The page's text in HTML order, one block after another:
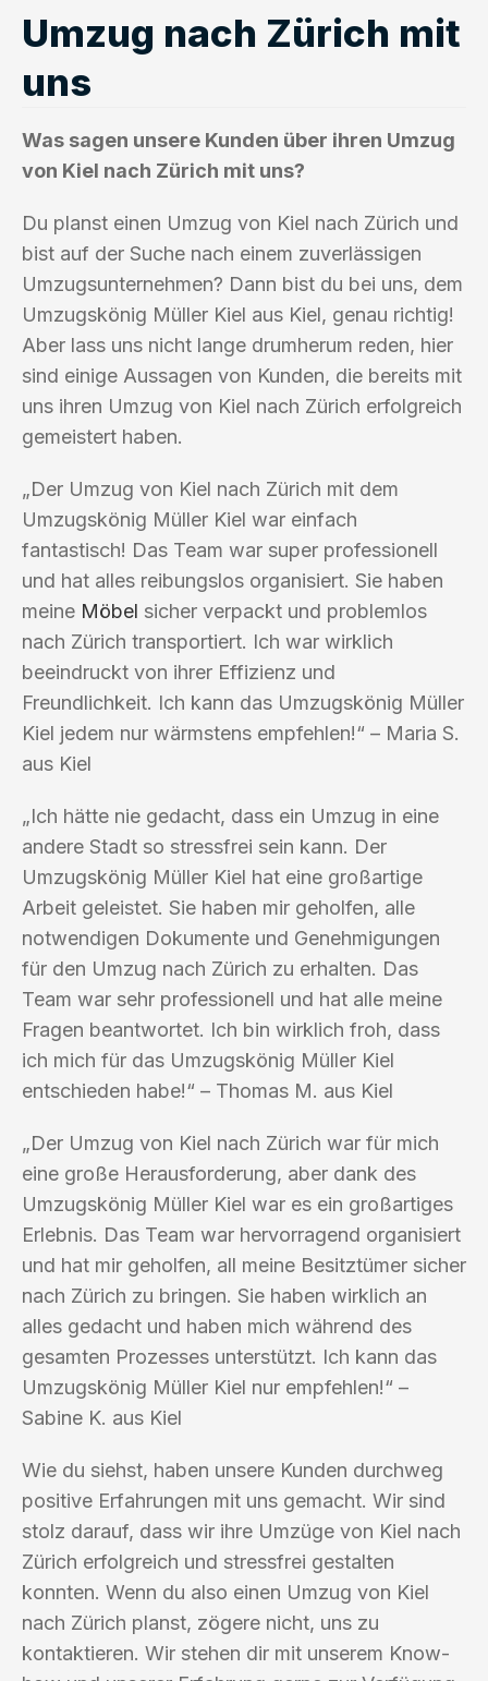
Umzug nach Zürich mit
uns
Was sagen unsere Kunden über ihren Umzug
von Kiel nach Zürich mit uns?
Du planst einen Umzug von Kiel nach Zürich und
bist auf der Suche nach einem zuverlässigen
Umzugsunternehmen? Dann bist du bei uns, dem
Umzugskönig Müller Kiel aus Kiel, genau richtig!
Aber lass uns nicht lange drumherum reden, hier
sind einige Aussagen von Kunden, die bereits mit
uns ihren Umzug von Kiel nach Zürich erfolgreich
gemeistert haben.
„Der Umzug von Kiel nach Zürich mit dem
Umzugskönig Müller Kiel war einfach
fantastisch! Das Team war super professionell
und hat alles reibungslos organisiert. Sie haben
meine Möbel sicher verpackt und problemlos
nach Zürich transportiert. Ich war wirklich
beeindruckt von ihrer Effizienz und
Freundlichkeit. Ich kann das Umzugskönig Müller
Kiel jedem nur wärmstens empfehlen!“ – Maria S.
aus Kiel
„Ich hätte nie gedacht, dass ein Umzug in eine
andere Stadt so stressfrei sein kann. Der
Umzugskönig Müller Kiel hat eine großartige
Arbeit geleistet. Sie haben mir geholfen, alle
notwendigen Dokumente und Genehmigungen
für den Umzug nach Zürich zu erhalten. Das
Team war sehr professionell und hat alle meine
Fragen beantwortet. Ich bin wirklich froh, dass
ich mich für das Umzugskönig Müller Kiel
entschieden habe!“ – Thomas M. aus Kiel
„Der Umzug von Kiel nach Zürich war für mich
eine große Herausforderung, aber dank des
Umzugskönig Müller Kiel war es ein großartiges
Erlebnis. Das Team war hervorragend organisiert
und hat mir geholfen, all meine Besitztümer sicher
nach Zürich zu bringen. Sie haben wirklich an
alles gedacht und haben mich während des
gesamten Prozesses unterstützt. Ich kann das
Umzugskönig Müller Kiel nur empfehlen!“ –
Sabine K. aus Kiel
Wie du siehst, haben unsere Kunden durchweg
positive Erfahrungen mit uns gemacht. Wir sind
stolz darauf, dass wir ihre Umzüge von Kiel nach
Zürich erfolgreich und stressfrei gestalten
konnten. Wenn du also einen Umzug von Kiel
nach Zürich planst, zögere nicht, uns zu
kontaktieren. Wir stehen dir mit unserem Know-